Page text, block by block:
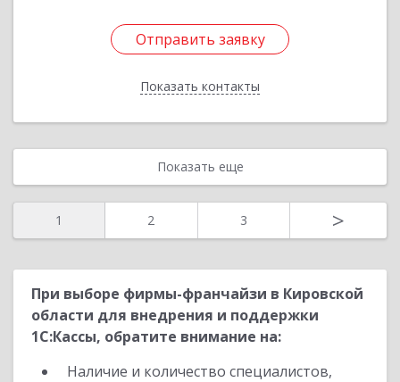
Отправить заявку
Показать контакты
Отправить заявку
Назад
Показать еще
1 2 3 >
При выборе фирмы-франчайзи в Кировской
области для внедрения и поддержки
1С:Кассы, обратите внимание на:
Наличие и количество специалистов,